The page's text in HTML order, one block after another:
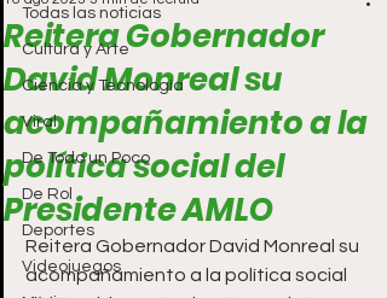
Todas las noticias
Cultura y Arte
Ciencia y Tecnología
Viral
De Todo un Poco
De Rol
Deportes
Videojuegos
Reitera Gobernador
David Monreal su
acompañamiento a la
política social del
Presidente AMLO
Reitera Gobernador David Monreal su
acompañamiento a la política social